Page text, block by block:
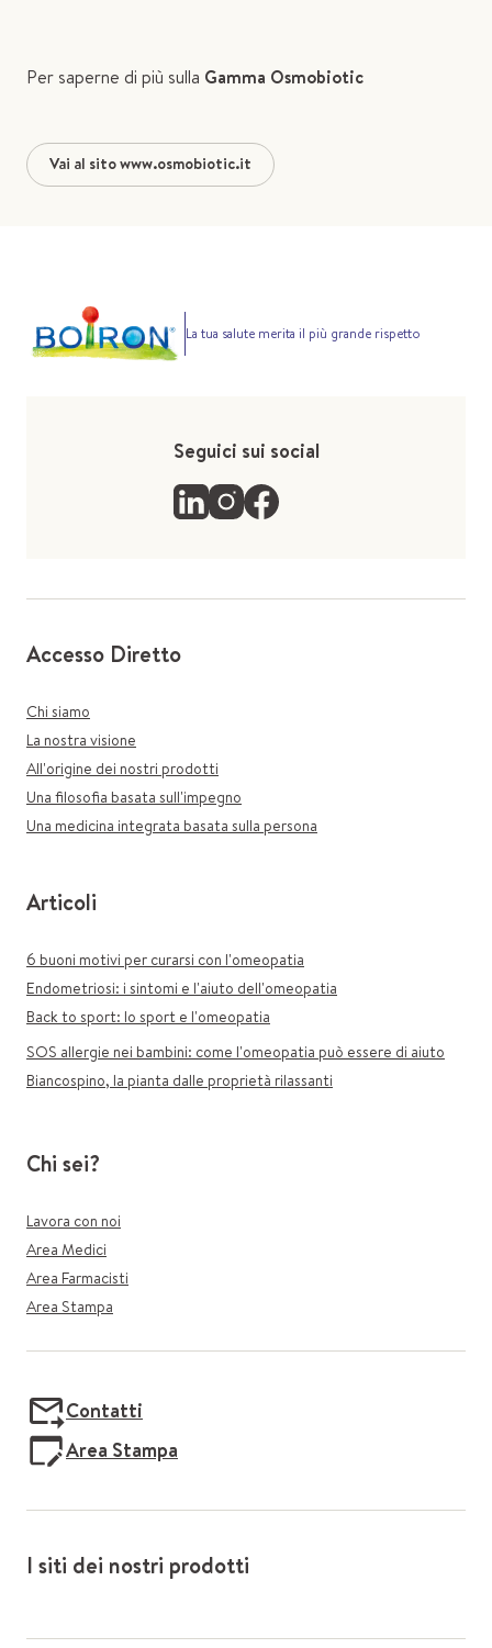
Per saperne di più sulla Gamma Osmobiotic
Vai al sito www.osmobiotic.it
La tua salute merita il più grande rispetto
Seguici sui social
Accesso Diretto
Chi siamo
La nostra visione
All'origine dei nostri prodotti
Una filosofia basata sull'impegno
Una medicina integrata basata sulla persona
Articoli
6 buoni motivi per curarsi con l'omeopatia
Endometriosi: i sintomi e l'aiuto dell'omeopatia
Back to sport: lo sport e l'omeopatia
SOS allergie nei bambini: come l'omeopatia può essere di aiuto
Biancospino, la pianta dalle proprietà rilassanti
Chi sei?
Lavora con noi
Area Medici
Area Farmacisti
Area Stampa
Contatti
Area Stampa
I siti dei nostri prodotti